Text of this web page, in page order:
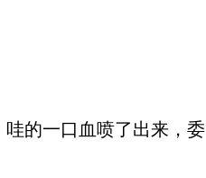
的一口血喷了出来，委